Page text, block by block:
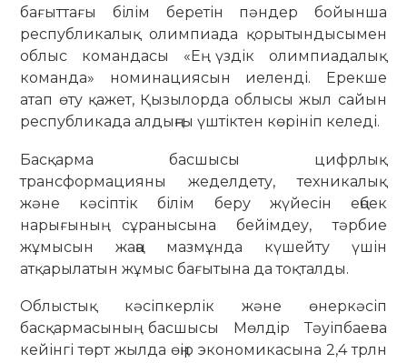
бағыттағы білім беретін пәндер бойынша
республикалық олимпиада қорытындысымен
облыс командасы «Ең үздік олимпиадалық
команда» номинациясын иеленді. Ерекше
атап өту қажет, Қызылорда облысы жыл сайын
республикада алдыңғы үштіктен көрініп келеді.
Басқарма басшысы цифрлық
трансформацияны жеделдету, техникалық
және кәсіптік білім беру жүйесін еңбек
нарығының сұранысына бейімдеу, тәрбие
жұмысын жаңа мазмұнда күшейту үшін
атқарылатын жұмыс бағытына да тоқталды.
Облыстық кәсіпкерлік және өнеркәсіп
басқармасының басшысы Мөлдір Тәуіпбаева
кейінгі төрт жылда өңір экономикасына 2,4 трлн